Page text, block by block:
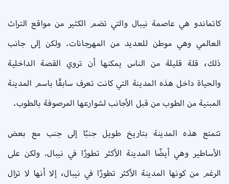
كاتماندو هي عاصمة نيبال والتي تضم الكثير من مواقع التراث
العالمي وهي موطن للعديد من المهرجانات. ولكن إلى جانب
ذلك، قلة قليلة من الناس يمكنها أن تروي القصة الداخلية
والحياة داخل هذه المدينة التي كانت تعرف سابقًا باسم المدينة
المبنية من الطوب من قبل الأجانب لشوارعها المرصوفة بالطوب.
تتمتع هذه المدينة بتاريخ طويل جنبًا إلى جنب مع بعض
الأساطير وهي أيضًا المدينة الأكثر تطورًا في نيبال. ولكن على
الرغم من كونها المدينة الأكثر تطورًا في نيبال، إلا أنها لا تزال